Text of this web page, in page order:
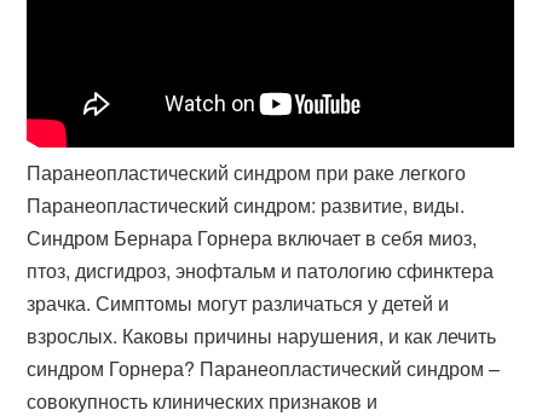
Паранеопластический синдром при раке легкого
Паранеопластический синдром: развитие, виды.
Синдром Бернара Горнера включает в себя миоз,
птоз, дисгидроз, энофтальм и патологию сфинктера
зрачка. Симптомы могут различаться у детей и
взрослых. Каковы причины нарушения, и как лечить
синдром Горнера? Паранеопластический синдром –
совокупность клинических признаков и